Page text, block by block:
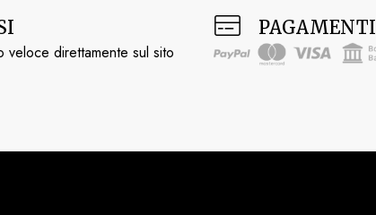
veloce direttamente sul sito
PAGAMENTI